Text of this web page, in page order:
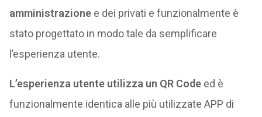
amministrazionee dei privati e funzionalmente è
stato progettato in modo tale da semplificare
l’esperienza utente.
L’esperienza utente utilizza un QR Codeed è
funzionalmente identica alle più utilizzate APP di